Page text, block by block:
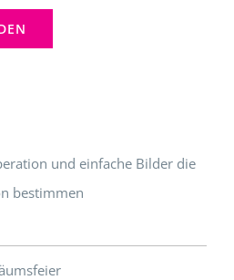
und einfache Bilder die
bestimmen